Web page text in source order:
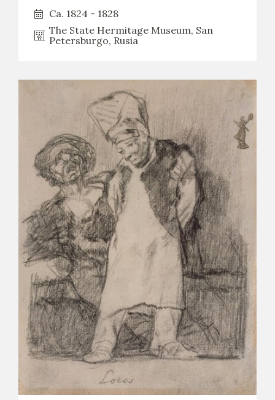
Ca. 1824 - 1828
The State Hermitage Museum, San
Petersburgo, Rusia